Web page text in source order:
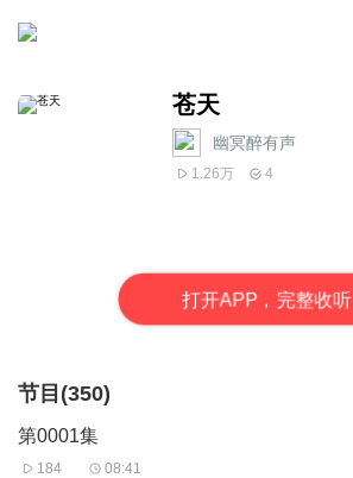
苍天
幽冥醉有声
1.26万 4
打开APP，完整收听
节目(350)
第0001集
184 08:41